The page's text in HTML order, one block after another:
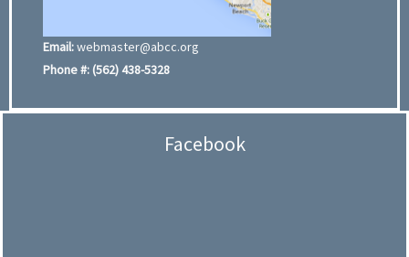
Email:webmaster@abcc.org
Phone #:(562) 438-5328
Facebook